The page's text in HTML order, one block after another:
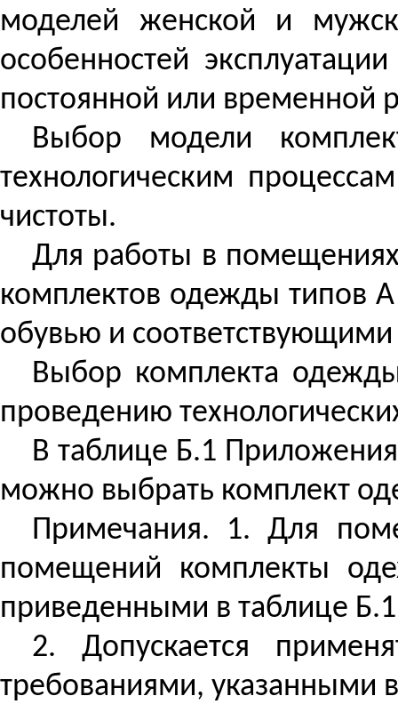
моделей женской и
особенностей
постоянной или временной
Выбор модели
технологическим
чистоты.
Для работы в
комплектов одежды типов А
обувью и
Выбор комплекта
проведению
В таблице Б.1
можно выбрать комплект
Примечания. 1. Для
помещений комплекты
приведенными в таблице
2. Допускается
требованиями, указанными